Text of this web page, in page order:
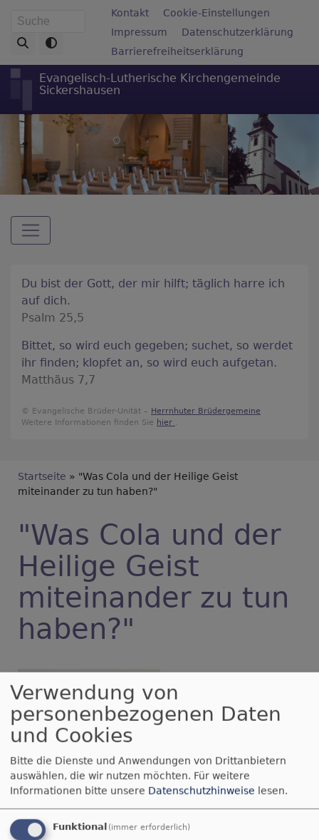
zum
Inhalt
Suche Fußbereichsmenü
Kontakt
Cookie-Einstellungen
Impressum
Datenschutzerklärung
Barrierefreiheitserklärung
Evangelisch-Lutherische Kirchengemeinde
Sickershausen
Hauptnavigation
Du bist der Gott, der mir hilft; täglich harre ich
auf dich.
Psalm 25,5
Bittet, so wird euch gegeben; suchet, so werdet
ihr finden; klopfet an, so wird euch aufgetan.
Matthäus 7,7
© Evangelische Brüder-Unität – Herrnhuter Brüdergemeine
Weitere Informationen finden Sie hier .
Breadcrumb
Startseite
"Was Cola und der Heilige Geist
miteinander zu tun haben?"
"Was Cola und der
Heilige Geist
miteinander zu tun
haben?"
Mehr rausfinden am
Pfingstsonntag um
10.10 Uhr auf dem
http://www.evangelisch-
Verwendung von
personenbezogenen Daten
und Cookies
Bitte die Dienste und Anwendungen von Drittanbietern
auswählen, die wir nutzen möchten. Für weitere
Informationen bitte unsere Datenschutzhinweise lesen.
Funktional (immer erforderlich)